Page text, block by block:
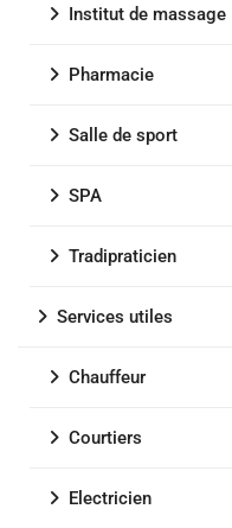
Institut de massage
Pharmacie
Salle de sport
SPA
Tradipraticien
Services utiles
Chauffeur
Courtiers
Electricien